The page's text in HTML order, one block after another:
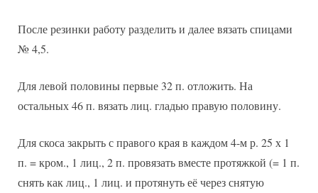
После резинки работу разделить и далее вязать спицами
№ 4,5.
Для левой половины первые 32 п. отложить. На
остальных 46 п. вязать лиц. гладью правую половину.
Для скоса закрыть с правого края в каждом 4-м р. 25 х 1
п. = кром., 1 лиц., 2 п. провязать вместе протяжкой (= 1 п.
снять как лиц., 1 лиц. и протянуть её через снятую